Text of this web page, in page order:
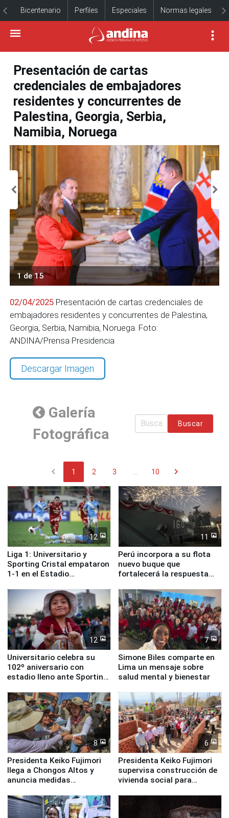
Bicentenario Perfiles Especiales Normas legales
Presentación de cartas
credenciales de embajadores
residentes y concurrentes de
Palestina, Georgia, Serbia,
Namibia, Noruega
1 de 15
02/04/2025 Presentación de cartas credenciales de
embajadores residentes y concurrentes de Palestina,
Georgia, Serbia, Namibia, Noruega. Foto:
ANDINA/Prensa Presidencia
Descargar Imagen
Galería
Fotográfica
Buscar
chevron_left 1 2 3 10 chevron_right
12
Liga 1: Universitario y
Sporting Cristal empataron
1-1 en el Estadio
11
Perú incorpora a su flota
nuevo buque que
fortalecerá la respuesta
12
Universitario celebra su
102º aniversario con
estadio lleno ante Sporting
7
Simone Biles comparte en
Lima un mensaje sobre
salud mental y bienestar
8
Presidenta Keiko Fujimori
llega a Chongos Altos y
anuncia medidas
educación, salud y empleo
6
Presidenta Keiko Fujimori
supervisa construcción de
vivienda social para